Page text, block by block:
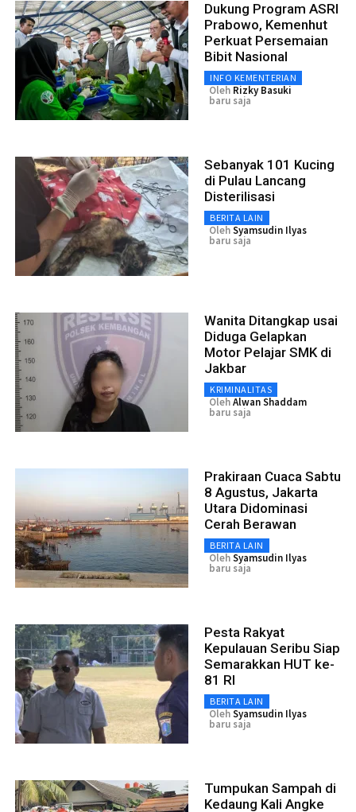
Dukung Program ASRI
Prabowo, Kemenhut
Perkuat Persemaian
Bibit Nasional
INFO KEMENTERIAN
Oleh Rizky Basuki
baru saja
Sebanyak 101 Kucing
di Pulau Lancang
Disterilisasi
BERITA LAIN
OlehSyamsudin Ilyas
baru saja
Wanita Ditangkap usai
Diduga Gelapkan
Motor Pelajar SMK di
Jakbar
KRIMINALITAS
OlehAlwan Shaddam
baru saja
Prakiraan Cuaca Sabtu
8 Agustus, Jakarta
Utara Didominasi
Cerah Berawan
BERITA LAIN
OlehSyamsudin Ilyas
baru saja
Pesta Rakyat
Kepulauan Seribu Siap
Semarakkan HUT ke-
81 RI
BERITA LAIN
OlehSyamsudin Ilyas
baru saja
Tumpukan Sampah di
Kedaung Kali Angke